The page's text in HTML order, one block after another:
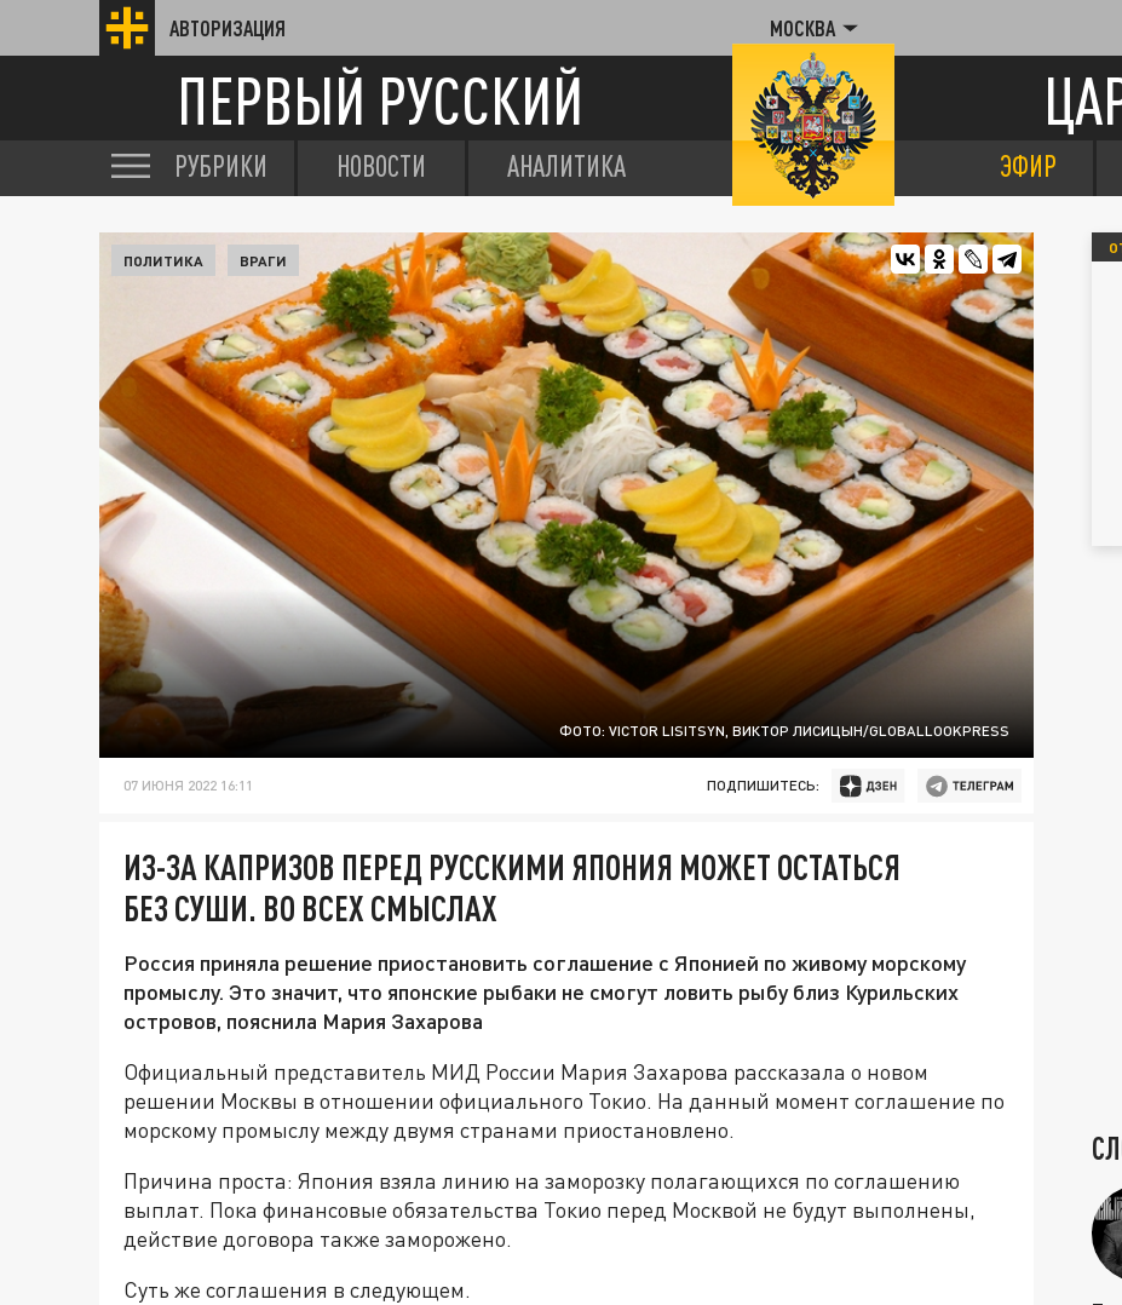
АВТОРИЗАЦИЯ МОСКВА
ПЕРВЫЙ РУССКИЙ
РУБРИКИ НОВОСТИ АНАЛИТИКА ЭФИР
ФОТО: VICTOR LISITSYN, ВИКТОР ЛИСИЦЫН/GLOBALLOOKPRESS
ПОЛИТИКА ВРАГИ
07 ИЮНЯ 2022 16:11 ПОДПИШИТЕСЬ:
ИЗ-ЗА КАПРИЗОВ ПЕРЕД РУССКИМИ ЯПОНИЯ МОЖЕТ ОСТАТЬСЯ
БЕЗ СУШИ. ВО ВСЕХ СМЫСЛАХ
Россия приняла решение приостановить соглашение с Японией по живому морскому
промыслу. Это значит, что японские рыбаки не смогут ловить рыбу близ Курильских
островов, пояснила Мария Захарова
Официальный представитель МИД России Мария Захарова рассказала о новом
решении Москвы в отношении официального Токио. На данный момент соглашение по
морскому промыслу между двумя странами приостановлено.
Причина проста: Япония взяла линию на заморозку полагающихся по соглашению
выплат. Пока финансовые обязательства Токио перед Москвой не будут выполнены,
действие договора также заморожено.
Суть же соглашения в следующем.